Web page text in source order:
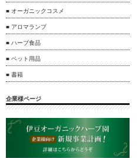
■ オーガニックコスメ
■ アロマランプ
■ ハーブ食品
■ ペット用品
■ 書籍
企業様ページ